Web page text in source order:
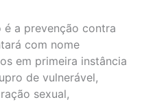
a prevenção contra
com nome
em primeira instância
de vulnerável,
sexual,